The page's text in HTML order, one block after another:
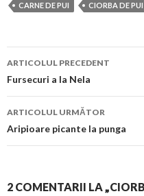
CARNE DE PUI CIORBA DE PUI
Navigare
în
articol
ARTICOLUL PRECEDENT
Fursecuri a la Nela
ARTICOLUL URMĂTOR
Aripioare picante la punga
2 COMENTARII LA